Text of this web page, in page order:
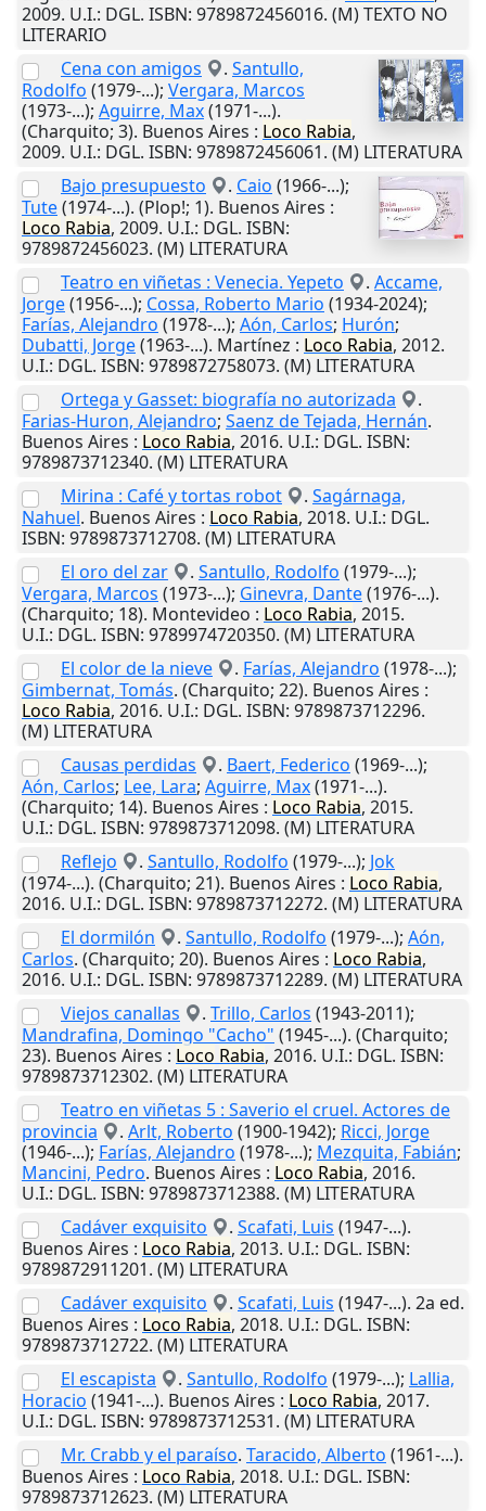
2009. U.I.: DGL. ISBN: 9789872456016. (M) TEXTO NO
LITERARIO
Cena con amigos
. Santullo,
Rodolfo (1979-...); Vergara, Marcos
(1973-...); Aguirre, Max(1971-...).
(Charquito; 3). Buenos Aires : Loco Rabia,
2009. U.I.: DGL. ISBN: 9789872456061. (M) LITERATURA
Bajo presupuesto
. Caio (1966-...);
Tute(1974-...). (Plop!; 1). Buenos Aires :
Loco Rabia, 2009. U.I.: DGL. ISBN:
9789872456023. (M) LITERATURA
Teatro en viñetas : Venecia. Yepeto
. Accame,
Jorge(1956-...); Cossa, Roberto Mario (1934-2024);
Farías, Alejandro (1978-...); Aón, Carlos; Hurón;
Dubatti, Jorge(1963-...). Martínez : Loco Rabia, 2012.
U.I.: DGL. ISBN: 9789872758073. (M) LITERATURA
Ortega y Gasset: biografía no autorizada
.
Farias-Huron, Alejandro; Saenz de Tejada, Hernán.
Buenos Aires : Loco Rabia, 2016. U.I.: DGL. ISBN:
9789873712340. (M) LITERATURA
Mirina : Café y tortas robot
. Sagárnaga,
Nahuel. Buenos Aires : Loco Rabia, 2018. U.I.: DGL.
ISBN: 9789873712708. (M) LITERATURA
El oro del zar
. Santullo, Rodolfo (1979-...);
Vergara, Marcos (1973-...); Ginevra, Dante(1976-...).
(Charquito; 18). Montevideo : Loco Rabia, 2015.
U.I.: DGL. ISBN: 9789974720350. (M) LITERATURA
El color de la nieve
. Farías, Alejandro (1978-...);
Gimbernat, Tomás. (Charquito; 22). Buenos Aires :
Loco Rabia, 2016. U.I.: DGL. ISBN: 9789873712296.
(M) LITERATURA
Causas perdidas
. Baert, Federico (1969-...);
Aón, Carlos; Lee, Lara; Aguirre, Max(1971-...).
(Charquito; 14). Buenos Aires : Loco Rabia, 2015.
U.I.: DGL. ISBN: 9789873712098. (M) LITERATURA
Reflejo
. Santullo, Rodolfo (1979-...); Jok
(1974-...). (Charquito; 21). Buenos Aires : Loco Rabia,
2016. U.I.: DGL. ISBN: 9789873712272. (M) LITERATURA
El dormilón
. Santullo, Rodolfo (1979-...); Aón,
Carlos. (Charquito; 20). Buenos Aires : Loco Rabia,
2016. U.I.: DGL. ISBN: 9789873712289. (M) LITERATURA
Viejos canallas
. Trillo, Carlos (1943-2011);
Mandrafina, Domingo "Cacho" (1945-...). (Charquito;
23). Buenos Aires : Loco Rabia, 2016. U.I.: DGL. ISBN:
9789873712302. (M) LITERATURA
Teatro en viñetas 5 : Saverio el cruel. Actores de
provincia
. Arlt, Roberto (1900-1942); Ricci, Jorge
(1946-...); Farías, Alejandro (1978-...); Mezquita, Fabián;
Mancini, Pedro. Buenos Aires : Loco Rabia, 2016.
U.I.: DGL. ISBN: 9789873712388. (M) LITERATURA
Cadáver exquisito
. Scafati, Luis (1947-...).
Buenos Aires : Loco Rabia, 2013. U.I.: DGL. ISBN:
9789872911201. (M) LITERATURA
Cadáver exquisito
. Scafati, Luis (1947-...). 2a ed.
Buenos Aires : Loco Rabia, 2018. U.I.: DGL. ISBN:
9789873712722. (M) LITERATURA
El escapista
. Santullo, Rodolfo (1979-...); Lallia,
Horacio (1941-...). Buenos Aires : Loco Rabia, 2017.
U.I.: DGL. ISBN: 9789873712531. (M) LITERATURA
Mr. Crabb y el paraíso. Taracido, Alberto (1961-...).
Buenos Aires : Loco Rabia, 2018. U.I.: DGL. ISBN:
9789873712623. (M) LITERATURA